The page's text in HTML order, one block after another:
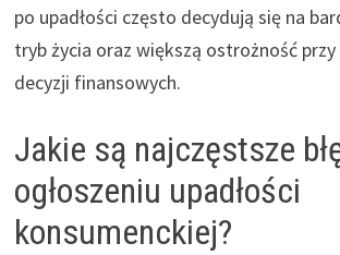
po upadłości często decydują się na
tryb życia oraz większą ostrożność
decyzji finansowych.
Jakie są najczęstsze
ogłoszeniu upadłości
konsumenckiej?